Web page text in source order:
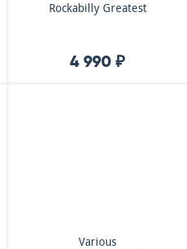
Rockabilly Greatest
4 990 ₽
Various